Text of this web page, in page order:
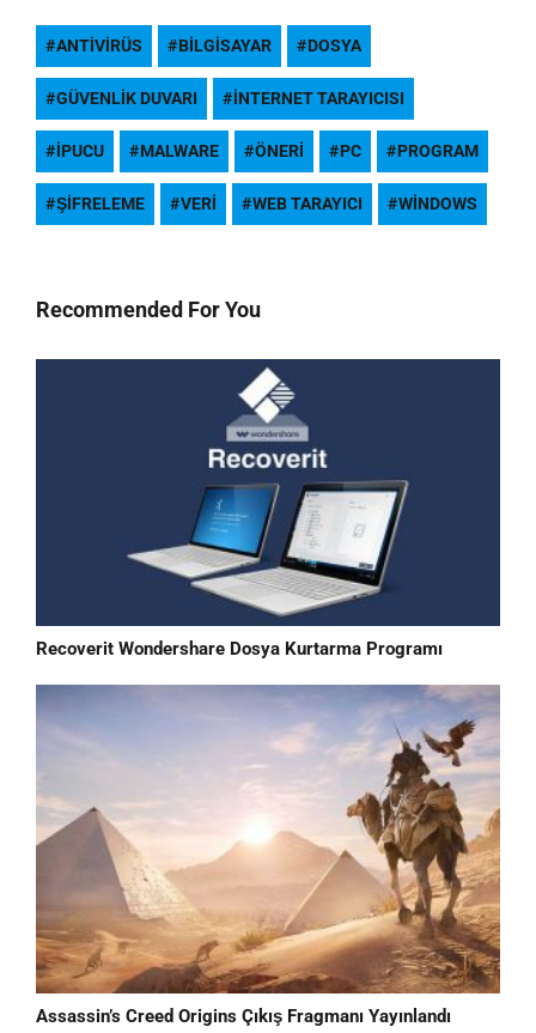
ANTIVIRÜS BILGISAYAR DOSYA
GÜVENLIK DUVARI INTERNET TARAYICISI
IPUCU MALWARE ÖNERI PC PROGRAM
ŞIFRELEME VERI WEB TARAYICI WINDOWS
Recommended For You
Recoverit Wondershare Dosya Kurtarma Programı
Assassin’s Creed Origins Çıkış Fragmanı Yayınlandı